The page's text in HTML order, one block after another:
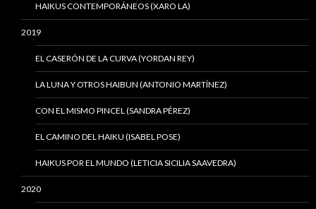
HAIKUS CONTEMPORÁNEOS (XARO LA)
2019
EL CASERÓN DE LA CURVA (YORDAN REY)
LA LUNA Y OTROS HAIBUN (ANTONIO MARTÍNEZ)
CON EL MISMO PINCEL (SANDRA PÉREZ)
EL CAMINO DEL HAIKU (ISABEL POSE)
HAIKUS POR EL MUNDO (LETICIA SICILIA SAAVEDRA)
2020